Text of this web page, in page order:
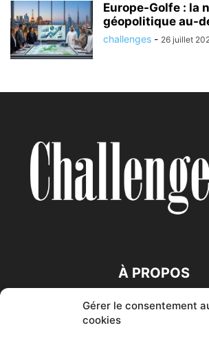
Gérer le consentement
cookies
Europe-Golfe : la
géopolitique au-
challenges - 26 juillet
À PROPOS
SUIVEZ NOUS